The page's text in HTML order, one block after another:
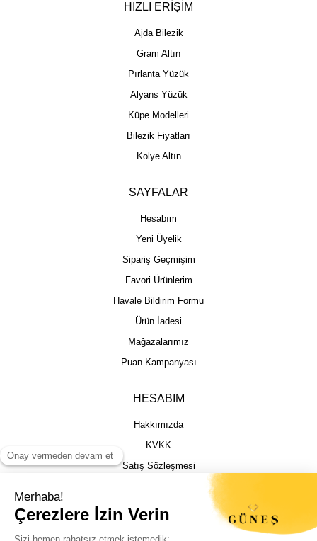
HIZLI ERİŞİM
Ajda Bilezik
Gram Altın
Pırlanta Yüzük
Alyans Yüzük
Küpe Modelleri
Bilezik Fiyatları
Kolye Altın
SAYFALAR
Hesabım
Yeni Üyelik
Sipariş Geçmişim
Favori Ürünlerim
Havale Bildirim Formu
Ürün İadesi
Mağazalarımız
Puan Kampanyası
HESABIM
Hakkımızda
KVKK
Satış Sözleşmesi
İptal İade Şartları